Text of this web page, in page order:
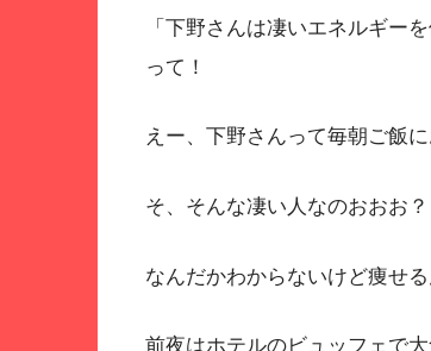
「下野さんは凄いエネルギー
って！
えー、下野さんって毎朝ご飯
そ、そんな凄い人なのおおお？
なんだかわからないけど痩せ
前夜はホテルのビュッフェで